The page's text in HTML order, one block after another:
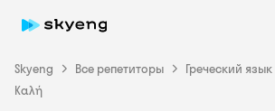
Skyeng Все репетиторы Греческий язык
Καλή